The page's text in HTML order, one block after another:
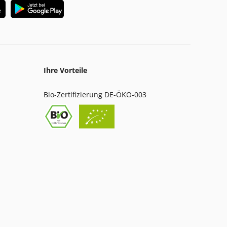
Ihre Vorteile
Bio-Zertifizierung DE-ÖKO-003